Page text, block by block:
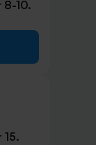
8-10.